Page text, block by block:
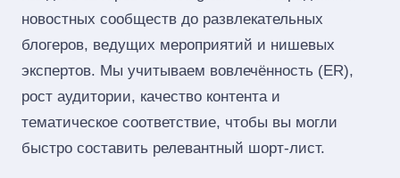
новостных сообществ до развлекательных
блогеров, ведущих мероприятий и нишевых
экспертов. Мы учитываем вовлечённость (ER),
рост аудитории, качество контента и
тематическое соответствие, чтобы вы могли
быстро составить релевантный шорт‑лист.